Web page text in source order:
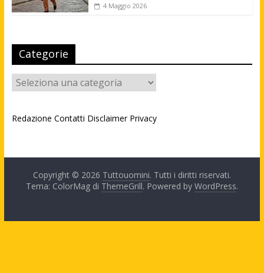
4 Maggio 2026
Categorie
Categorie
Redazione Contatti Disclaimer Privacy
Copyright © 2026 Tuttouomini. Tutti i diritti riservati.
Tema: ColorMag di ThemeGrill. Powered by WordPress.